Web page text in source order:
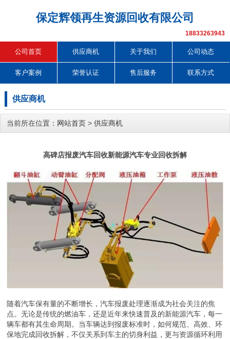
保定辉领再生资源回收有限公司
18833263943
公司首页 供应商机 关于我们 公司动态
客户案例 荣誉认证 售后服务 联系方式
供应商机
当前所在位置： 网站首页 > 供应商机
高碑店报废汽车回收新能源汽车专业回收拆解
随着汽车保有量的不断增长，汽车报废处理逐渐成为社会关注的焦
点。无论是传统的燃油车，还是近年来快速普及的新能源汽车，每一
辆车都有其生命周期。当车辆达到报废标准时，如何规范、高效、环
保地完成回收拆解，不仅关系到车主的切身利益，更与资源循环利用